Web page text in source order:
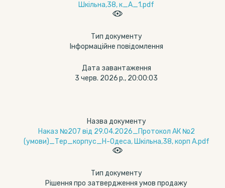
Шкільна,38, к_А_1.pdf
Тип документу
Інформаційне повідомлення
Дата завантаження
3 черв. 2026 р., 20:00:03
Назва документу
Наказ №207 від 29.04.2026_Протокол АК №2
(умови)_Тер_корпус_Н-Одеса, Шкільна,38, корп А.pdf
Тип документу
Рішення про затвердження умов продажу